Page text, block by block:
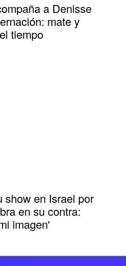
a Denisse
mate y
tiempo
show en Israel por
en su contra:
imagen'